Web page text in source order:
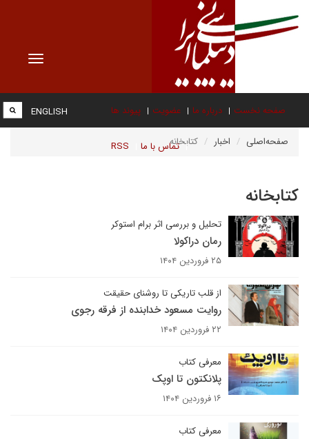
Toggle
صفحه نخست درباره ما عضویت پیوند ها
تماس با ما RSS
ENGLISH
صفحه‌اصلی اخبار کتابخانه
کتابخانه
تحلیل و بررسی اثر برام استوکر
رمان دراکولا
۲۵ فروردین ۱۴۰۴
از قلب تاریکی تا روشنای حقیقت
روایت مسعود خدابنده از فرقه رجوی
۲۲ فروردین ۱۴۰۴
معرفی کتاب
پلانکتون تا اوپک
۱۶ فروردین ۱۴۰۴
معرفی کتاب